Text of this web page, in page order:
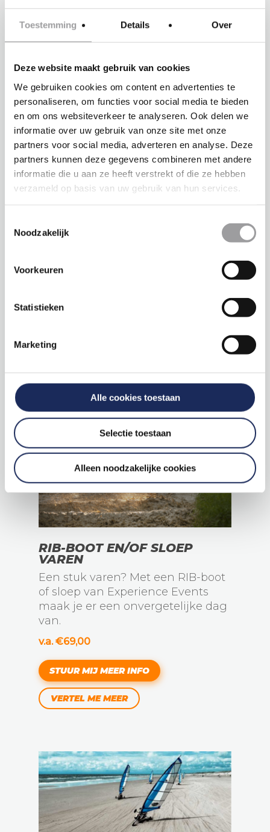
Toestemming Details Over
Deze website maakt gebruik van cookies
We gebruiken cookies om content en advertenties te
personaliseren, om functies voor social media te bieden
en om ons websiteverkeer te analyseren. Ook delen we
informatie over uw gebruik van onze site met onze
partners voor social media, adverteren en analyse. Deze
partners kunnen deze gegevens combineren met andere
informatie die u aan ze heeft verstrekt of die ze hebben
verzameld op basis van uw gebruik van hun services.
Noodzakelijk
Voorkeuren
Statistieken
Marketing
Alle cookies toestaan
Selectie toestaan
Alleen noodzakelijke cookies
v.a. €169,00
RIJDEN IN EEN ELEKTRISCHE
Wie zegt dat elektrisch rijden saai
is, heeft duidelijk nog nooit achter
genomen. Wat een acceleratie!
RIB-BOOT EN/OF SLOEP
VAREN
Een stuk varen? Met een RIB-boot
of sloep van Experience Events
maak je er een onvergetelijke dag
van.
v.a. €69,00
STUUR MIJ MEER INFO
VERTEL ME MEER